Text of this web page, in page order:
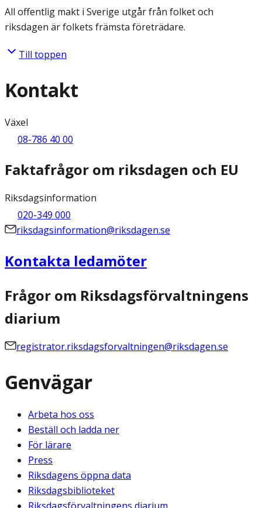
All offentlig makt i Sverige utgår från folket och
riksdagen är folkets främsta företrädare.
Till toppen
Kontakt
Växel
08-786 40 00
Faktafrågor om riksdagen och EU
Riksdagsinformation
020-349 000
riksdagsinformation@riksdagen.se
Kontakta ledamöter
Frågor om Riksdagsförvaltningens
diarium
registrator.riksdagsforvaltningen@riksdagen.se
Genvägar
Arbeta hos oss
Beställ och ladda ner
För lärare
Press
Riksdagens öppna data
Riksdagsbiblioteket